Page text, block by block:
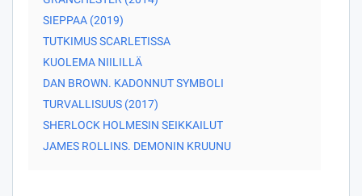
SIEPPAA (2019)
TUTKIMUS SCARLETISSA
KUOLEMA NIILILLÄ
DAN BROWN. KADONNUT SYMBOLI
TURVALLISUUS (2017)
SHERLOCK HOLMESIN SEIKKAILUT
JAMES ROLLINS. DEMONIN KRUUNU